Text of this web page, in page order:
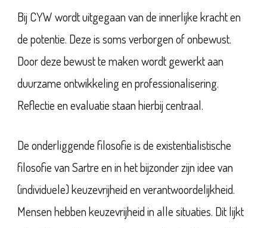
Bij CYW wordt uitgegaan van de innerlijke kracht en
de potentie. Deze is soms verborgen of onbewust.
Door deze bewust te maken wordt gewerkt aan
duurzame ontwikkeling en professionalisering.
Reflectie en evaluatie staan hierbij centraal.
De onderliggende filosofie is de existentialistische
filosofie van Sartre en in het bijzonder zijn idee van
(individuele) keuzevrijheid en verantwoordelijkheid.
Mensen hebben keuzevrijheid in alle situaties. Dit lijkt